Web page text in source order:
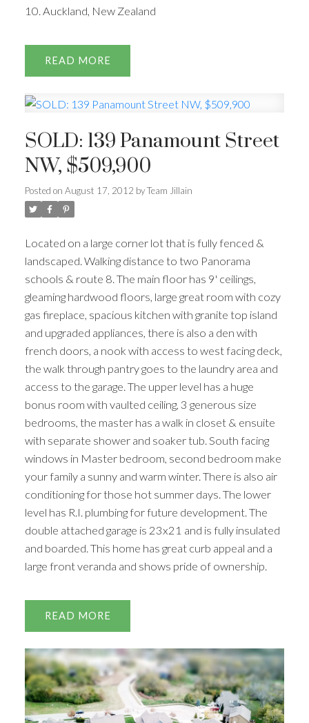
10. Auckland, New Zealand
READ
SOLD: 139 Panamount Street
NW, $509,900
Posted on August 17, 2012 byTeam Jillain
Located on a large corner lot that is fully fenced &
landscaped. Walking distance to two Panorama
schools & route 8. The main floor has 9' ceilings,
gleaming hardwood floors, large great room with cozy
gas fireplace, spacious kitchen with granite top island
and upgraded appliances, there is also a den with
french doors, a nook with access to west facing deck,
the walk through pantry goes to the laundry area and
access to the garage. The upper level has a huge
bonus room with vaulted ceiling, 3 generous size
bedrooms, the master has a walk in closet & ensuite
with separate shower and soaker tub. South facing
windows in Master bedroom, second bedroom make
your family a sunny and warm winter. There is also air
conditioning for those hot summer days. The lower
level has R.I. plumbing for future development. The
double attached garage is 23x21 and is fully insulated
and boarded. This home has great curb appeal and a
large front veranda and shows pride of ownership.
READ